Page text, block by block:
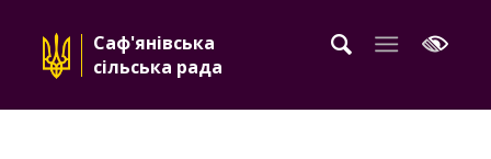
Саф'янівська
сільська рада